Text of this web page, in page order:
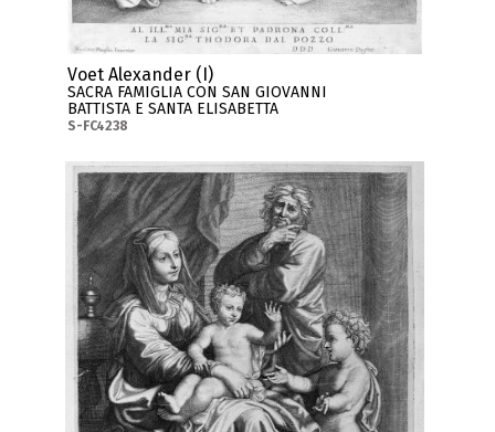
Voet Alexander (I)
SACRA FAMIGLIA CON SAN GIOVANNI
BATTISTA E SANTA ELISABETTA
S-FC4238